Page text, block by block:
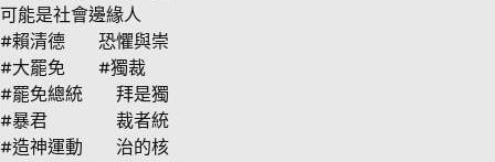
可能是社會邊緣人
#賴清德
#大罷免
#獨裁
#罷免總統
#暴君
#造神運動
恐懼與崇
拜是獨
裁者統
治的核